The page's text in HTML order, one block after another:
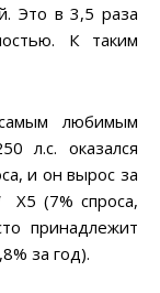
Это в 3,5 раза
К таким
любимым
л.с. оказался
и он вырос за
X5 (7% спроса,
принадлежит
за год).